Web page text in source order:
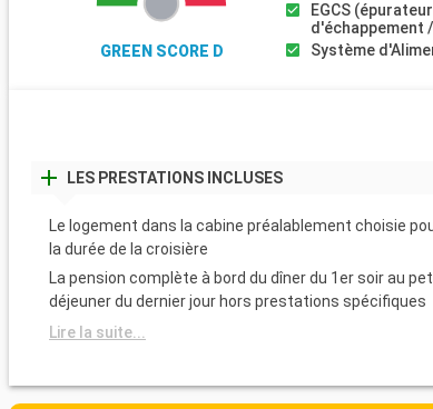
GREEN SCORE D
EGCS
d'échappement
Système
LES PRESTATIONS INCLUSES
Le logement dans la cabine préalablement choisie
la durée de la croisière
La pension complète à bord du dîner du 1er soir au
déjeuner du dernier jour hors prestations spécifiques
Lire la suite...